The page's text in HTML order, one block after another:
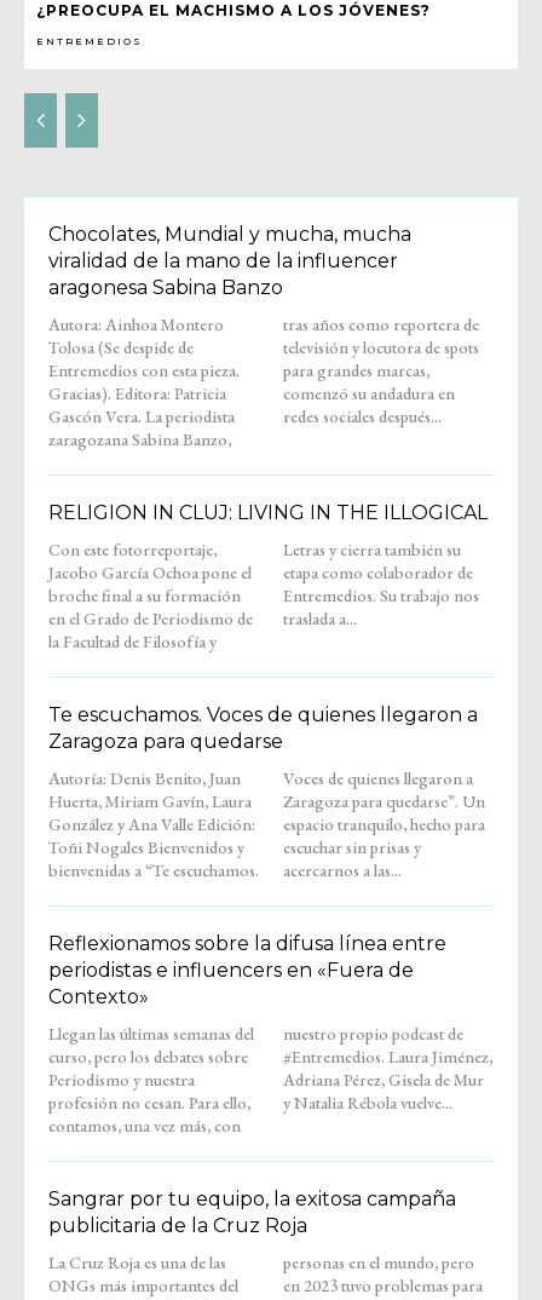
¿PREOCUPA EL MACHISMO A LOS JÓVENES?
ENTREMEDIOS
Chocolates, Mundial y mucha, mucha
viralidad de la mano de la influencer
aragonesa Sabina Banzo
Autora: Ainhoa Montero
Tolosa (Se despide de
Entremedios con esta pieza.
Gracias). Editora: Patricia
Gascón Vera. La periodista
zaragozana Sabina Banzo,
tras años como reportera de
televisión y locutora de spots
para grandes marcas,
comenzó su andadura en
redes sociales después...
RELIGION IN CLUJ: LIVING IN THE ILLOGICAL
Con este fotorreportaje,
Jacobo García Ochoa pone el
broche final a su formación
en el Grado de Periodismo de
la Facultad de Filosofía y
Letras y cierra también su
etapa como colaborador de
Entremedios. Su trabajo nos
traslada a...
Te escuchamos. Voces de quienes llegaron a
Zaragoza para quedarse
Autoría: Denis Benito, Juan
Huerta, Miriam Gavín, Laura
González y Ana Valle Edición:
Toñi Nogales Bienvenidos y
bienvenidas a “Te escuchamos.
Voces de quienes llegaron a
Zaragoza para quedarse”. Un
espacio tranquilo, hecho para
escuchar sin prisas y
acercarnos a las...
Reflexionamos sobre la difusa línea entre
periodistas e influencers en «Fuera de
Contexto»
Llegan las últimas semanas del
curso, pero los debates sobre
Periodismo y nuestra
profesión no cesan. Para ello,
contamos, una vez más, con
nuestro propio podcast de
#Entremedios. Laura Jiménez,
Adriana Pérez, Gisela de Mur
y Natalia Rébola vuelve...
Sangrar por tu equipo, la exitosa campaña
publicitaria de la Cruz Roja
La Cruz Roja es una de las
ONGs más importantes del
personas en el mundo, pero
en 2023 tuvo problemas para